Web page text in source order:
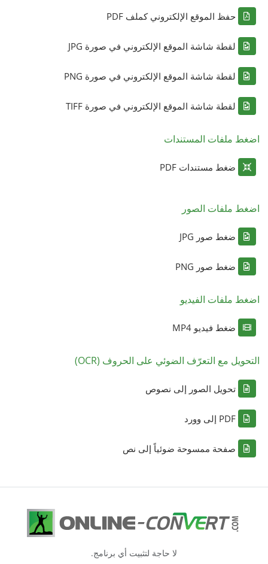
حفظ الموقع الإلكتروني كملف PDF
لقطة شاشة الموقع الإلكتروني في صورة JPG
لقطة شاشة الموقع الإلكتروني في صورة PNG
لقطة شاشة الموقع الإلكتروني في صورة TIFF
اضغط ملفات المستندات
ضغط مستندات PDF
اضغط ملفات الصور
ضغط صور JPG
ضغط صور PNG
اضغط ملفات الفيديو
ضغط فيديو MP4
التحويل مع التعرّف الضوئي على الحروف (OCR)
تحويل الصور إلى نصوص
PDF إلى وورد
صفحة ممسوحة ضوئياً إلى نص
لا حاجة لتثبيت أي برنامج.